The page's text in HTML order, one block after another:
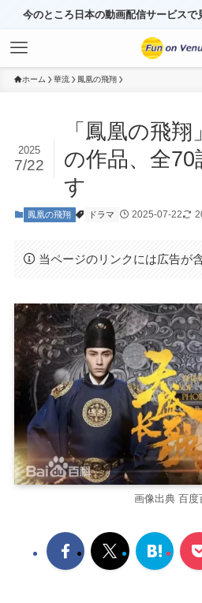
今のところ日本の動画配信サービス
ホーム 華流 鳳凰の飛翔
「鳳凰の飛
の作品、全70
す
2025
7/22
鳳凰の飛翔 ドラマ 2025-07-22
当ページのリンクには広告が
画像出典 百度